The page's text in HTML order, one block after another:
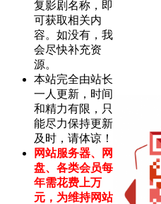
复影剧名称，即
可获取相关内
容。如没有，我
会尽快补充资
源。
本站完全由站长
一人更新，时间
和精力有限，只
能尽力保持更新
及时，请体谅！
网站服务器、网
盘、各类会员每
年需花费上万
元，为维持网站